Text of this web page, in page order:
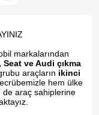
markalarından
Seat ve Audi çıkma
araçların ikinci
hem ülke
de araç sahiplerine